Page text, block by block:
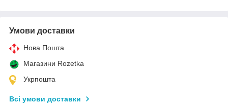
Умови доставки
Нова Пошта
Магазини Rozetka
Укрпошта
Всі умови доставки